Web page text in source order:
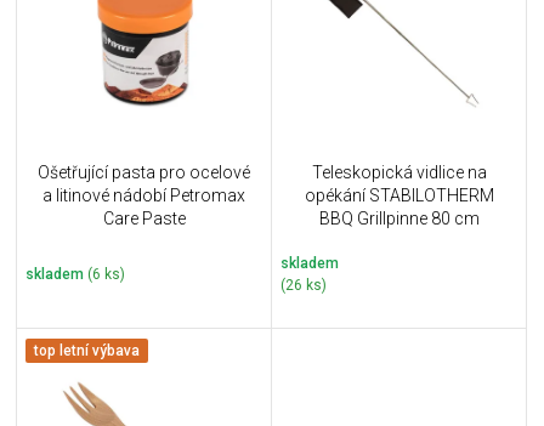
Ošetřující pasta pro ocelové
a litinové nádobí Petromax
Care Paste
skladem (6 ks)
Teleskopická vidlice na
opékání STABILOTHERM
BBQ Grillpinne 80 cm
skladem
(26 ks)
top letní výbava